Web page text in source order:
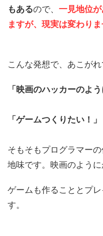
もあるので、 一見地位
ますが、現実は変わりま
こんな発想で、あこが
「映画のハッカーのよ
「ゲームつくりたい！」
そもそもプログラマー
地味です。映画のように
ゲームも作ることとプ
す。